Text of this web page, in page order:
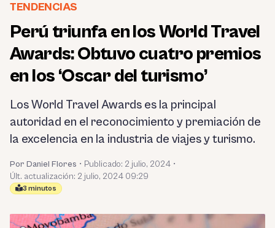
TENDENCIAS
Perú triunfa en los World Travel
Awards: Obtuvo cuatro premios
en los ‘Oscar del turismo’
Los World Travel Awards es la principal
autoridad en el reconocimiento y premiación de
la excelencia en la industria de viajes y turismo.
Por Daniel Flores • Publicado: 2 julio, 2024 •
Últ. actualización: 2 julio, 2024 09:29
3 minutos